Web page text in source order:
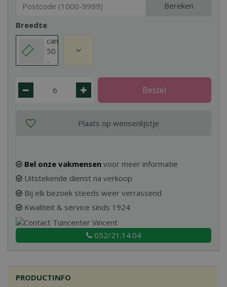
Bereken
Breedte
campus
50 mm
-
Bel onze vakmensen voor meer informatie
Uitstekende dienst na verkoop
Bij elk bezoek steeds weer verrassend
Kwaliteit & service sinds 1924
052/21.14.04
PRODUCTINFO